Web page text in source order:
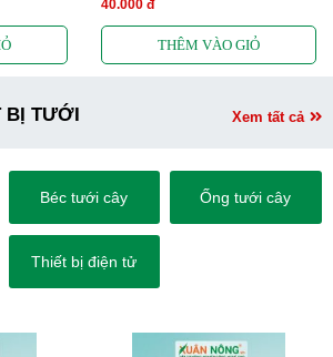
40.000 đ
BỊ TƯỚI
Béc tưới cây Ống tưới cây
Thiết bị điện tử
Xem tất cả